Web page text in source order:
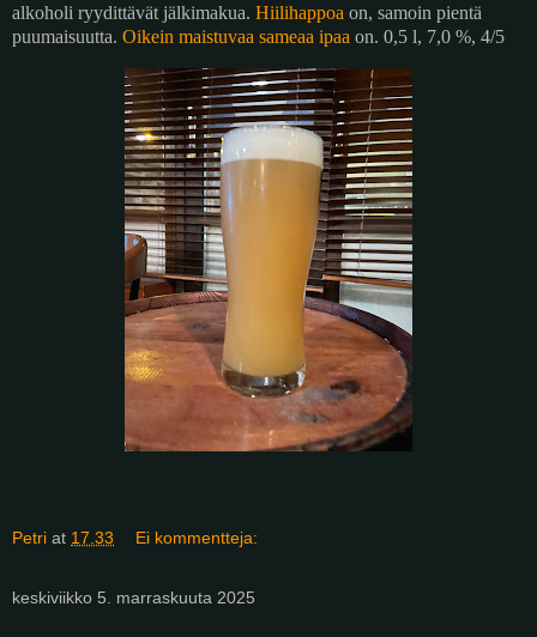
alkoholi ryydittävät jälkimakua. Hiilihappoa on, samoin pientä
puumaisuutta. Oikein maistuvaa sameaa ipaa on. 0,5 l, 7,0 %, 4/5
Petri at 17.33 Ei kommentteja:
keskiviikko 5. marraskuuta 2025